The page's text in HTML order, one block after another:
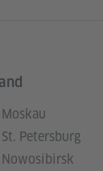
Petersburg